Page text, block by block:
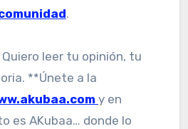
.
leer tu opinión, tu
**Únete a la
y en
es AKubaa… donde lo